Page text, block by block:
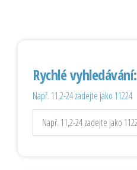
Rychlé vyhledávání:
Např. 11,2-24 zadejte jako 11224